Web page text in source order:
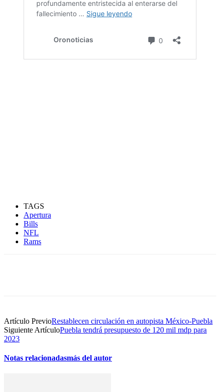
TAGS
Apertura
Bills
NFL
Rams
Artículo PrevioRestablecen circulación en autopista México-Puebla
Siguiente ArtículoPuebla tendrá presupuesto de 120 mil mdp para
2023
Notas relacionadasmás del autor